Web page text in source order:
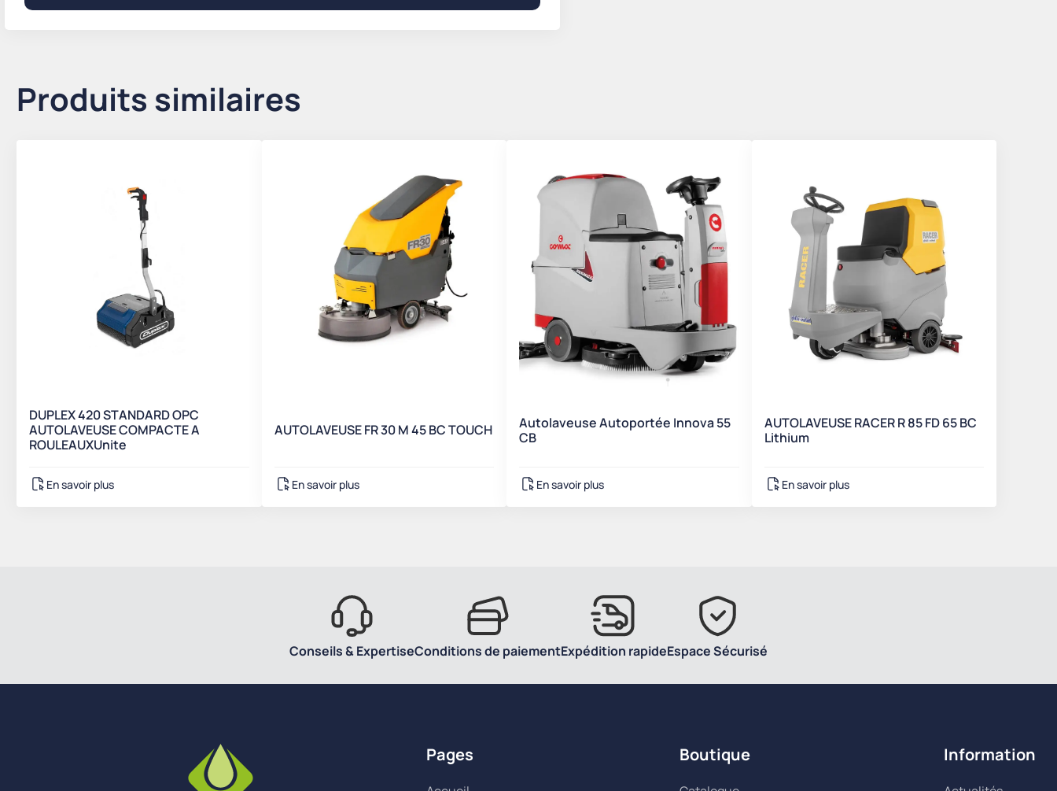
Produits similaires
DUPLEX 420 STANDARD OPC
AUTOLAVEUSE COMPACTE A
ROULEAUXUnite
En savoir plus
AUTOLAVEUSE FR 30 M 45 BC TOUCH
En savoir plus
Autolaveuse Autoportée Innova 55
CB
En savoir plus
AUTOLAVEUSE RACER R 85 FD 65 BC
Lithium
En savoir plus
Conseils & ExpertiseConditions de paiementExpédition rapideEspace Sécurisé
Pages Boutique Information